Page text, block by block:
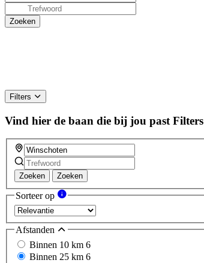
Filters
Vind hier de baan die bij jou past Filters
Zoeken Zoeken
Sorteer op
Afstanden
Binnen 10 km 6
Binnen 25 km 6